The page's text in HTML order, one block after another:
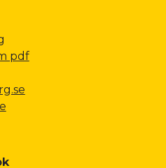
pdf